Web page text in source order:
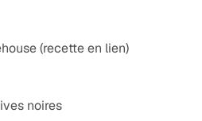
(recette en lien)
noires